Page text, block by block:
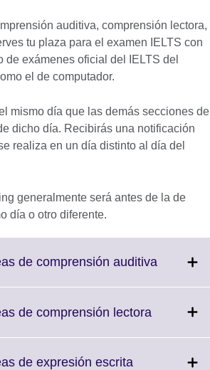
auditiva, comprensión lectora,
tu plaza para el examen IELTS con
exámenes oficial del IELTS del
el de computador.
mismo día que las demás secciones del
dicho día. Recibirás una notificación
realiza en un día distinto al día del
generalmente será antes de la de
día o otro diferente.
de comprensión auditiva
de comprensión lectora
de expresión escrita